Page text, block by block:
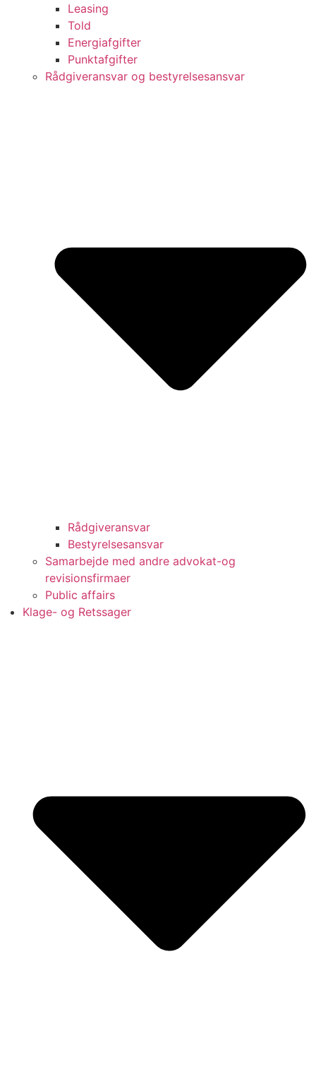
Leasing
Told
Energiafgifter
Punktafgifter
Rådgiveransvar og bestyrelsesansvar
Rådgiveransvar
Bestyrelsesansvar
Samarbejde med andre advokat-og
revisionsfirmaer
Public affairs
Klage- og Retssager